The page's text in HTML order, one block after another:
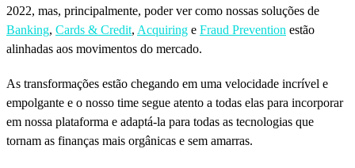
2022, mas, principalmente, poder ver como nossas soluções de
Banking, Cards & Credit, Acquiring e Fraud Prevention estão
alinhadas aos movimentos do mercado.
As transformações estão chegando em uma velocidade incrível e
empolgante e o nosso time segue atento a todas elas para incorporar
em nossa plataforma e adaptá-la para todas as tecnologias que
tornam as finanças mais orgânicas e sem amarras.